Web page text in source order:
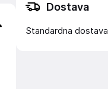
Dostava
Standardna dostava